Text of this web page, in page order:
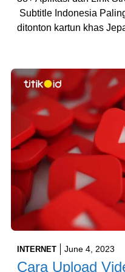
Subtitle Indonesia
ditonton kartun khas
INTERNET June 4, 2023
Cara Upload